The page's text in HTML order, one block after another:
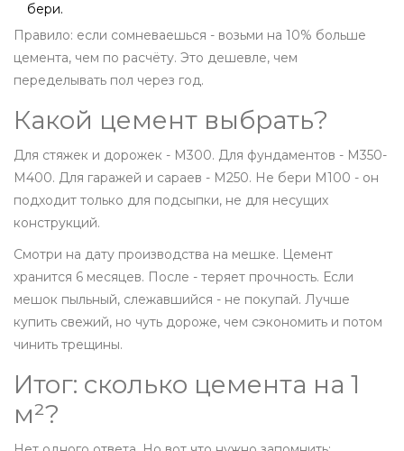
бери.
Правило: если сомневаешься - возьми на 10% больше
цемента, чем по расчёту. Это дешевле, чем
переделывать пол через год.
Какой цемент выбрать?
Для стяжек и дорожек - М300. Для фундаментов - М350-
М400. Для гаражей и сараев - М250. Не бери М100 - он
подходит только для подсыпки, не для несущих
конструкций.
Смотри на дату производства на мешке. Цемент
хранится 6 месяцев. После - теряет прочность. Если
мешок пыльный, слежавшийся - не покупай. Лучше
купить свежий, но чуть дороже, чем сэкономить и потом
чинить трещины.
Итог: сколько цемента на 1
м²?